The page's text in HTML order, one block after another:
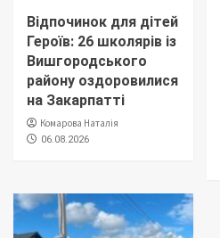
Відпочинок для дітей
Героїв: 26 школярів із
Вишгородського
району оздоровилися
на Закарпатті
Комарова Наталія
06.08.2026